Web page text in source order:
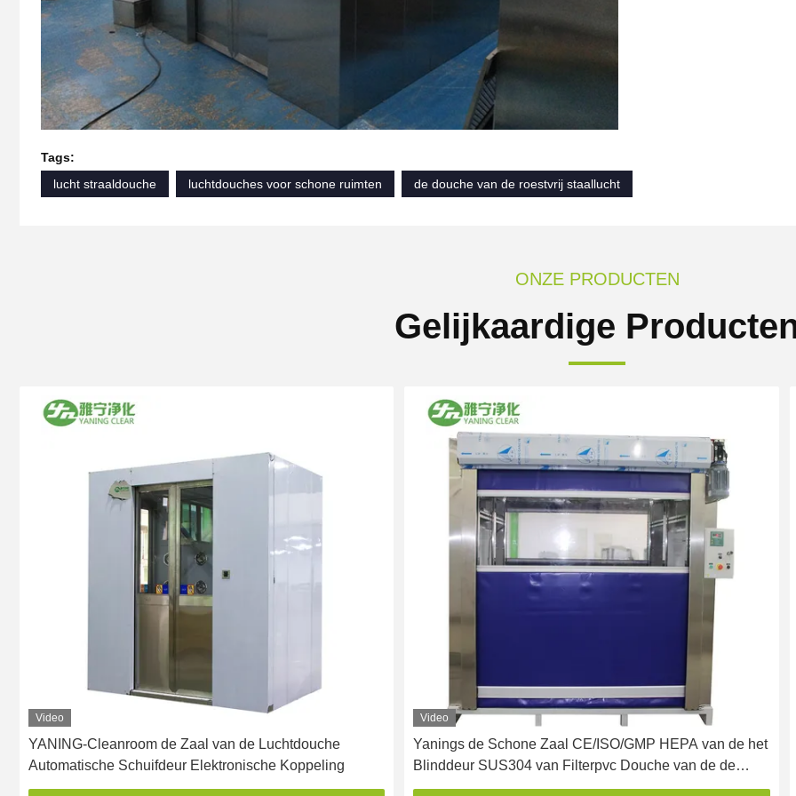
Tags:
lucht straaldouche
luchtdouches voor schone ruimten de douche van de roestvrij staallucht
ONZE PRODUCTEN
Gelijkaardige
Video
YANING-Cleanroom de Zaal van de Luchtdouche
Automatische Schuifdeur Elektronische Koppeling
Video
Yanings de Schone Zaal CE/ISO/GMP HEPA van de het
Blinddeur SUS304 van Filterpvc Douche van de de
Ladingslucht